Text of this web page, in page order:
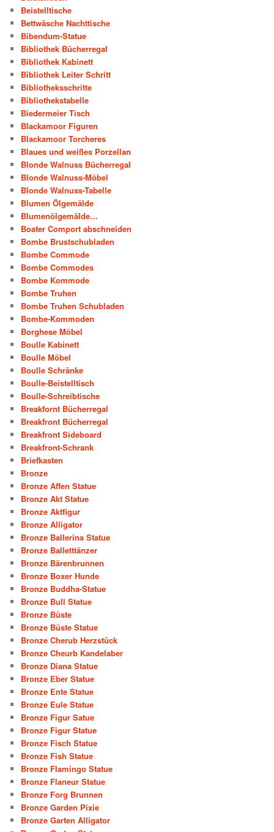
Beistelltische
Bettwäsche Nachttische
Bibendum-Statue
Bibliothek Bücherregal
Bibliothek Kabinett
Bibliothek Leiter Schritt
Bibliotheksschritte
Bibliothekstabelle
Biedermeier Tisch
Blackamoor Figuren
Blackamoor Torcheres
Blaues und weißes Porzellan
Blonde Walnuss Bücherregal
Blonde Walnuss-Möbel
Blonde Walnuss-Tabelle
Blumen Ölgemälde
Blumenölgemälde…
Boater Comport abschneiden
Bombe Brustschubladen
Bombe Commode
Bombe Commodes
Bombe Kommode
Bombe Truhen
Bombe Truhen Schubladen
Bombe-Kommoden
Borghese Möbel
Boulle Kabinett
Boulle Möbel
Boulle Schränke
Boulle-Beistelltisch
Boulle-Schreibtische
Breakfornt Bücherregal
Breakfront Bücherregal
Breakfront Sideboard
Breakfront-Schrank
Briefkasten
Bronze
Bronze Affen Statue
Bronze Akt Statue
Bronze Aktfigur
Bronze Alligator
Bronze Ballerina Statue
Bronze Balletttänzer
Bronze Bärenbrunnen
Bronze Boxer Hunde
Bronze Buddha-Statue
Bronze Bull Statue
Bronze Büste
Bronze Büste Statue
Bronze Cherub Herzstück
Bronze Cheurb Kandelaber
Bronze Diana Statue
Bronze Eber Statue
Bronze Ente Statue
Bronze Eule Statue
Bronze Figur Satue
Bronze Figur Statue
Bronze Fisch Statue
Bronze Fish Statue
Bronze Flamingo Statue
Bronze Flaneur Statue
Bronze Forg Brunnen
Bronze Garden Pixie
Bronze Garten Alligator